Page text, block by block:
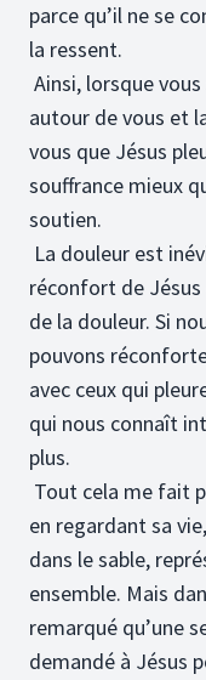
parce qu’il ne se
la ressent.
Ainsi, lorsque
autour de vous et
vous que Jésus
souffrance mieux
soutien.
La douleur est
réconfort de Jésus
de la douleur. Si
pouvons
avec ceux qui
qui nous connaît
plus.
Tout cela me fait
en regardant sa
dans le sable,
ensemble. Mais
remarqué qu’une
demandé à Jésus